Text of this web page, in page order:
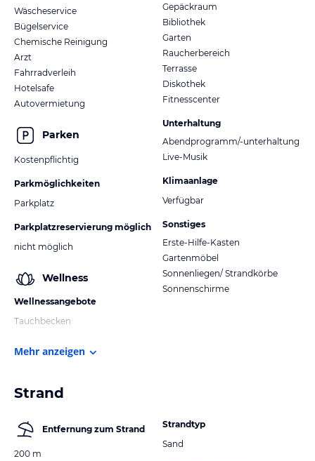
Wäscheservice
Bügelservice
Chemische Reinigung
Arzt
Fahrradverleih
Hotelsafe
Autovermietung
Parken
Kostenpflichtig
Parkmöglichkeiten
Parkplatz
Parkplatzreservierung möglich
nicht möglich
Wellness
Wellnessangebote
Tauchbecken
Gepäckraum
Bibliothek
Garten
Raucherbereich
Terrasse
Diskothek
Fitnesscenter
Unterhaltung
Abendprogramm/-unterhaltung
Live-Musik
Klimaanlage
Verfügbar
Sonstiges
Erste-Hilfe-Kasten
Gartenmöbel
Sonnenliegen/ Strandkörbe
Sonnenschirme
Mehr anzeigen
Strand
Entfernung zum Strand
200 m
Strandtyp
Sand